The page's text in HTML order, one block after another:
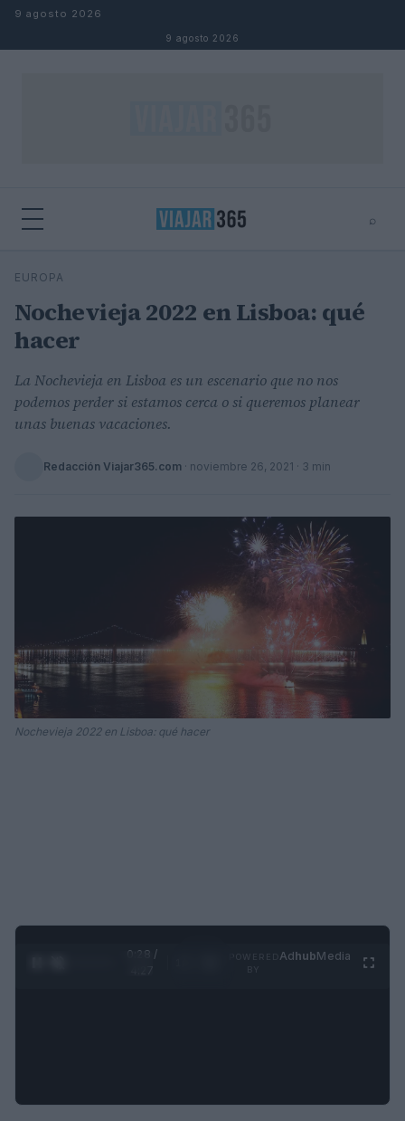
Saltar al contenido
9 agosto 2026
9 agosto 2026
⌕
Buscar
EUROPA
Nochevieja 2022 en Lisboa: qué
hacer
La Nochevieja en Lisboa es un escenario que no nos
podemos perder si estamos cerca o si queremos planear
unas buenas vacaciones.
Redacción Viajar365.com · noviembre 26, 2021 · 3 min
Nochevieja 2022 en Lisboa: qué hacer
0:29 /
AdhubMedia